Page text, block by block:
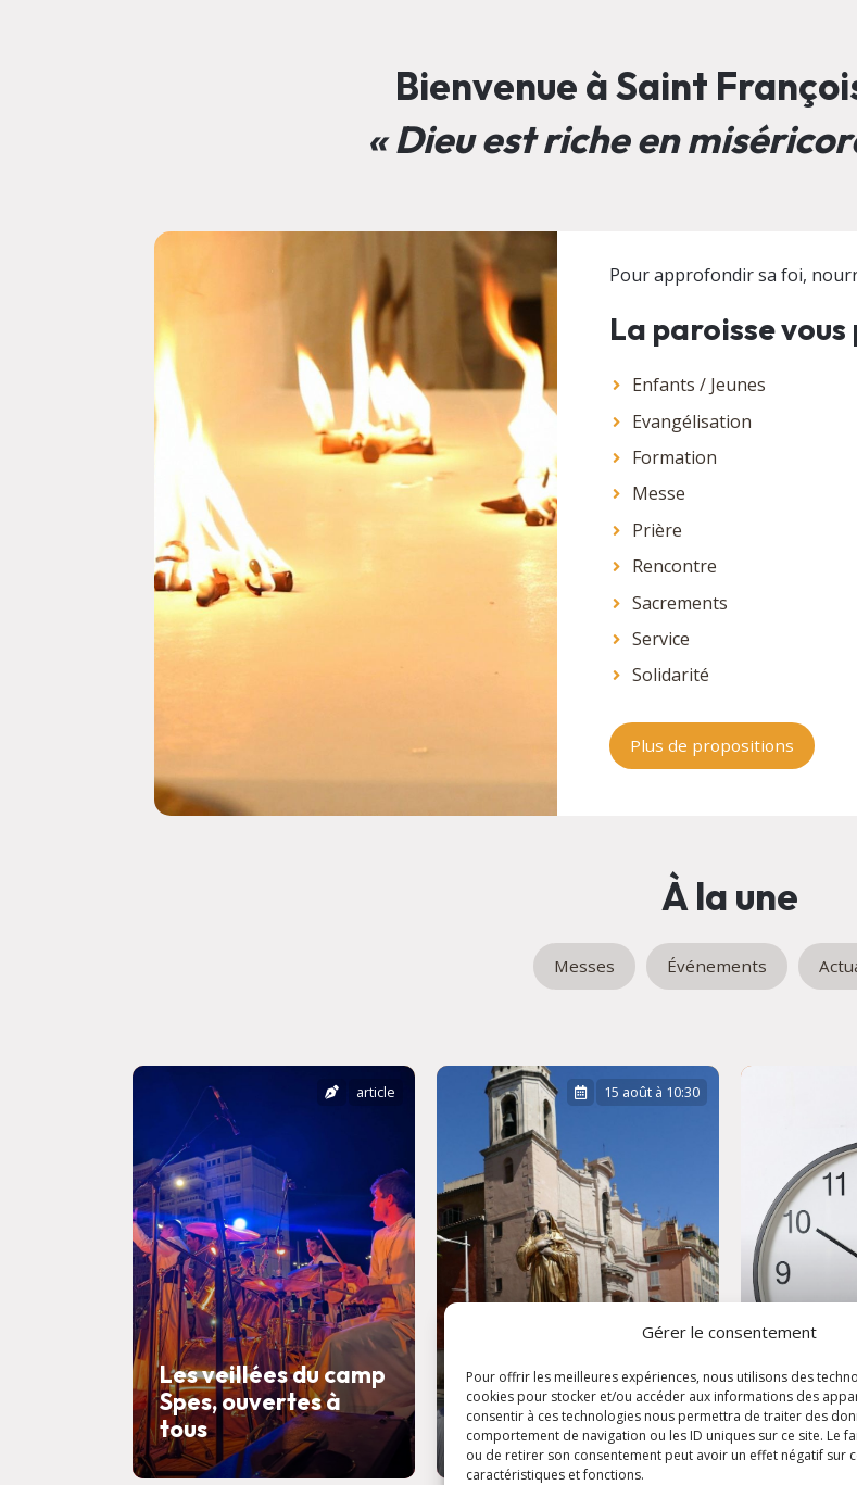
Gérer le consentement
Pour offrir les meilleures expériences, nous utilisons des
cookies pour stocker et/ou accéder aux informations des
consentir à ces technologies nous permettra de traiter des
comportement de navigation ou les ID uniques sur ce site. Le
ou de retirer son consentement peut avoir un effet négatif sur
caractéristiques et fonctions.
Bienvenue à Saint
« Dieu est riche en
Pour approfondir sa foi,
La paroisse
Enfants / Jeunes
Evangélisation
Formation
Messe
Prière
Rencontre
Sacrements
Service
Solidarité
Plus de propositions
À la une
Messes Événements
Les veillées du camp
Spes, ouvertes à
tous
article
Fête de
l'Assomption
15 août à 10:30